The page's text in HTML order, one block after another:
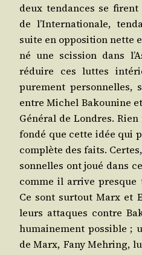
deux ten­dances se
de l’Internationale,
suite en oppo­si­tion nette
né une scis­sion dans
réduire ces luttes
pure­ment
entre Michel Bakou­nine
Géné­ral de Londres.
fon­dé que cette idée qui
com­plète des faits.
son­nelles ont joué dans
comme il arrive presque
Ce sont sur­tout Marx et
leurs attaques contre
humai­ne­ment pos­sible ;
de Marx, Fany Meh­ring,